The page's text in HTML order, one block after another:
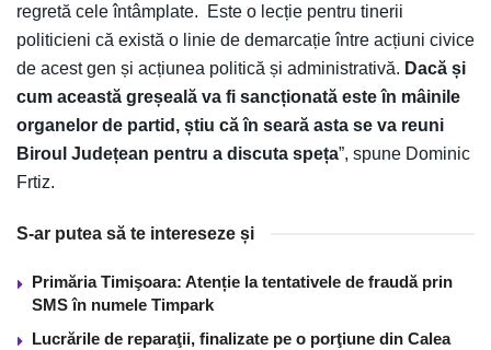
regretă cele întâmplate. Este o lecție pentru tinerii
politicieni că există o linie de demarcație între acțiuni civice
de acest gen și acțiunea politică și administrativă. Dacă și
cum această greșeală va fi sancționată este în mâinile
organelor de partid, știu că în seară asta se va reuni
Biroul Județean pentru a discuta speța”, spune Dominic
Frtiz.
S-ar putea să te intereseze și
Primăria Timişoara: Atenție la tentativele de fraudă prin
SMS în numele Timpark
Lucrările de reparaţii, finalizate pe o porţiune din Calea